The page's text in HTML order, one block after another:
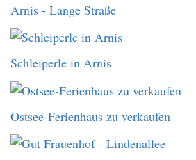
Arnis - Lange Straße
Schleiperle in Arnis
Ostsee-Ferienhaus zu verkaufen